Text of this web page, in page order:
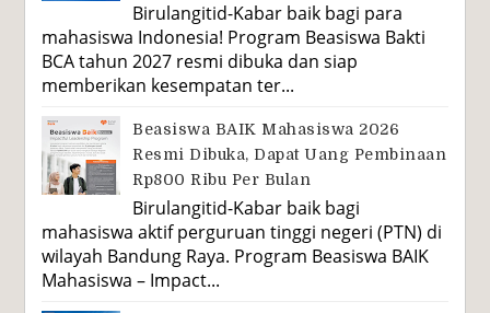
Birulangitid-Kabar baik bagi para
mahasiswa Indonesia! Program Beasiswa Bakti
BCA tahun 2027 resmi dibuka dan siap
memberikan kesempatan ter...
Beasiswa BAIK Mahasiswa 2026
Resmi Dibuka, Dapat Uang Pembinaan
Rp800 Ribu Per Bulan
Birulangitid-Kabar baik bagi
mahasiswa aktif perguruan tinggi negeri (PTN) di
wilayah Bandung Raya. Program Beasiswa BAIK
Mahasiswa – Impact...